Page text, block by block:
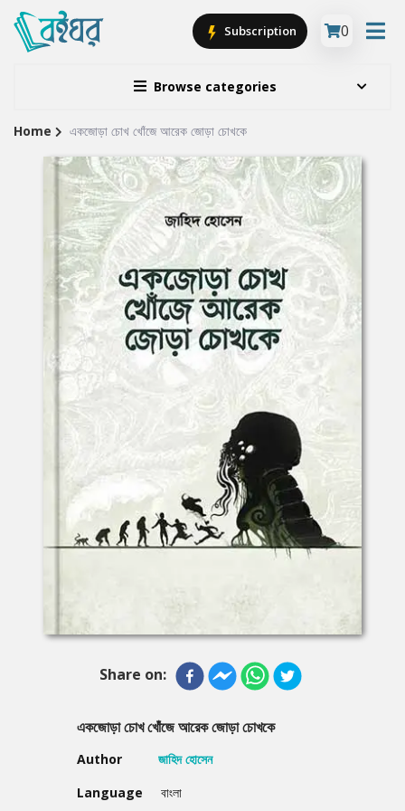
Browse categories
Subscription 0
Site
Breadcrumb
Home একজোড়া চোখ খোঁজে আরেক জোড়া চোখকে
Share on:
একজোড়া চোখ খোঁজে আরেক জোড়া চোখকে
Author
জাহিদ হোসেন
Language
বাংলা